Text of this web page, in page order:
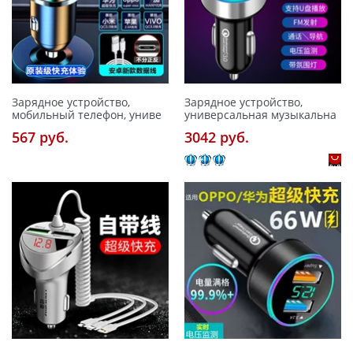
Зарядное устройство,
мобильный телефон, униве
567 pуб.
Зарядное устройство,
универсальная музыкальна
3042 pуб.